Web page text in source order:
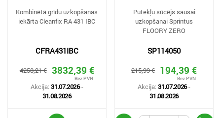
Kombinētā grīdu uzkopšanas
iekārta Cleanfix RA 431 IBC
CFRA431IBC
4258,21 € 3832,39 €
Akcija:31.07.2026-
31.08.2026
Putekļu sūcējs sausai
uzkopšanai Sprintus
FLOORY ZERO
SP114050
215,99 € 194,39 €
Akcija:31.07.2026-
31.08.2026